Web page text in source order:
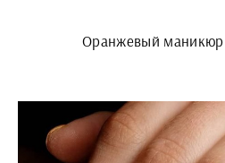
Оранжевый маникюр